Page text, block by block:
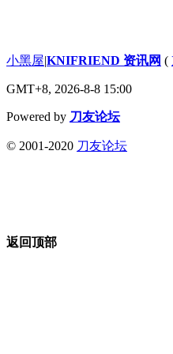
小黑屋|KNIFRIEND 资讯网 (
GMT+8, 2026-8-8 15:00
Powered by 刀友论坛
© 2001-2020 刀友论坛
返回顶部